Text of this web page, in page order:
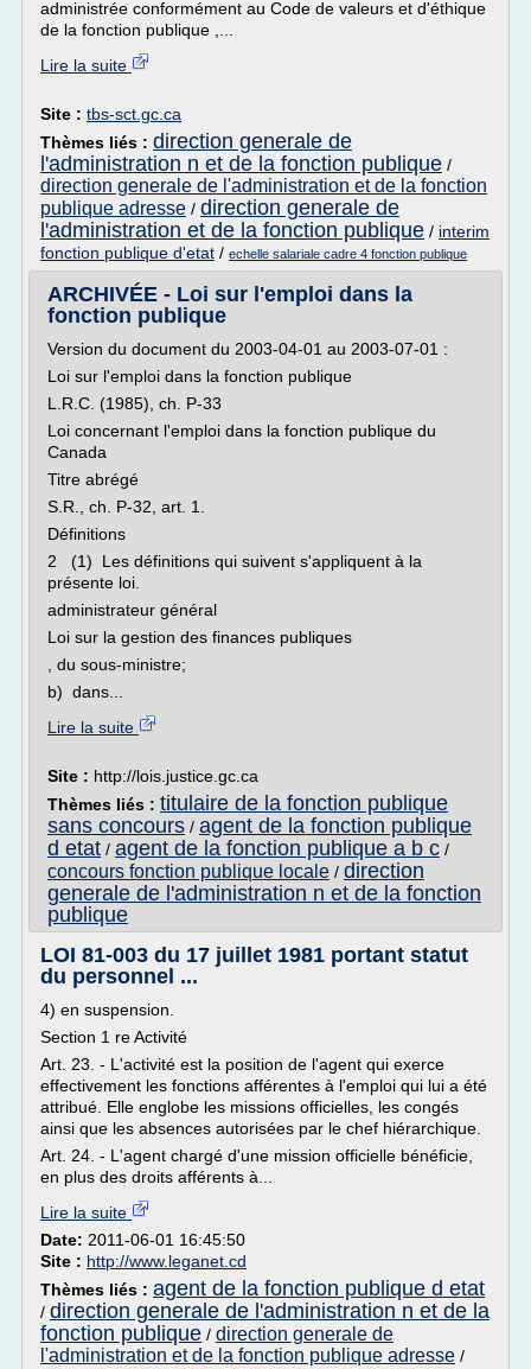
administrée conformément au Code de valeurs et d'éthique
de la fonction publique ,...
Lire la suite
Site : tbs-sct.gc.ca
Thèmes liés : direction generale de
l'administration n et de la fonction publique /
direction generale de l'administration et de la fonction
publique adresse / direction generale de
l'administration et de la fonction publique / interim
fonction publique d'etat / echelle salariale cadre 4 fonction publique
ARCHIVÉE - Loi sur l'emploi dans la
fonction publique
Version du document du 2003-04-01 au 2003-07-01 :
Loi sur l'emploi dans la fonction publique
L.R.C. (1985), ch. P-33
Loi concernant l'emploi dans la fonction publique du
Canada
Titre abrégé
S.R., ch. P-32, art. 1.
Définitions
2 (1) Les définitions qui suivent s'appliquent à la
présente loi.
administrateur général
Loi sur la gestion des finances publiques
, du sous-ministre;
b) dans...
Lire la suite
Site : http://lois.justice.gc.ca
Thèmes liés : titulaire de la fonction publique
sans concours / agent de la fonction publique
d etat / agent de la fonction publique a b c /
concours fonction publique locale / direction
generale de l'administration n et de la fonction
publique
LOI 81-003 du 17 juillet 1981 portant statut
du personnel ...
4) en suspension.
Section 1 re Activité
Art. 23. - L'activité est la position de l'agent qui exerce
effectivement les fonctions afférentes à l'emploi qui lui a été
attribué. Elle englobe les missions officielles, les congés
ainsi que les absences autorisées par le chef hiérarchique.
Art. 24. - L'agent chargé d'une mission officielle bénéficie,
en plus des droits afférents à...
Lire la suite
Date: 2011-06-01 16:45:50
Site : http://www.leganet.cd
Thèmes liés : agent de la fonction publique d etat
/ direction generale de l'administration n et de la
fonction publique / direction generale de
l'administration et de la fonction publique adresse /